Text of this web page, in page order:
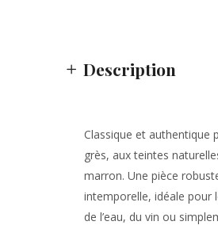
Description
Classique et authentique
grès, auxteintes
marron. Une pièce
intemporelle, idéale pour
de l’eau, du vin ou